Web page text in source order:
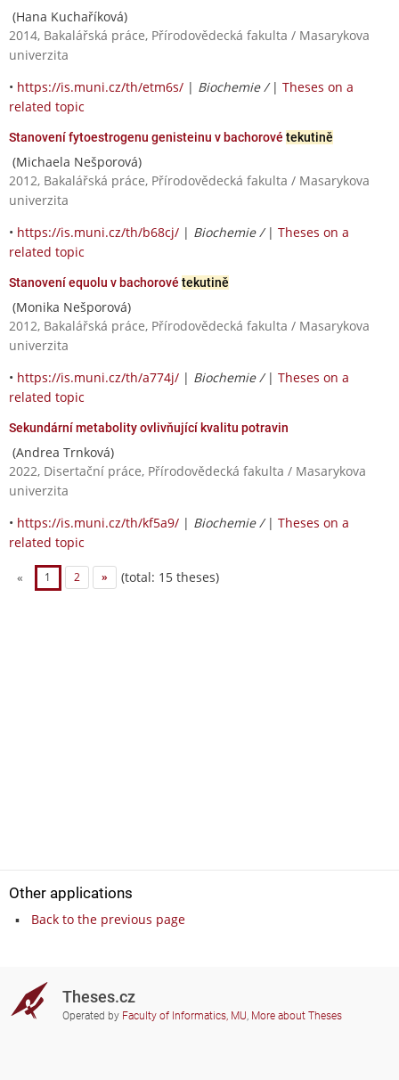
(Hana Kuchaříková)
2014, Bakalářská práce, Přírodovědecká fakulta / Masarykova
univerzita
• https://is.muni.cz/th/etm6s/ | Biochemie / | Theses on a
related topic
Stanovení fytoestrogenu genisteinu v bachorové tekutině
(Michaela Nešporová)
2012, Bakalářská práce, Přírodovědecká fakulta / Masarykova
univerzita
• https://is.muni.cz/th/b68cj/ | Biochemie / | Theses on a
related topic
Stanovení equolu v bachorové tekutině
(Monika Nešporová)
2012, Bakalářská práce, Přírodovědecká fakulta / Masarykova
univerzita
• https://is.muni.cz/th/a774j/ | Biochemie / | Theses on a
related topic
Sekundární metabolity ovlivňující kvalitu potravin
(Andrea Trnková)
2022, Disertační práce, Přírodovědecká fakulta / Masarykova
univerzita
• https://is.muni.cz/th/kf5a9/ | Biochemie / | Theses on a
related topic
« 1 2 » (total: 15 theses)
Other applications
Back to the previous page
Theses.cz
Operated by Faculty of Informatics, MU, More about Theses